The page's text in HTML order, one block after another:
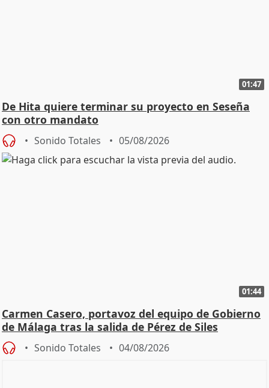
01:47
De Hita quiere terminar su proyecto en Seseña
con otro mandato
Sonido Totales 05/08/2026
01:44
Carmen Casero, portavoz del equipo de Gobierno
de Málaga tras la salida de Pérez de Siles
Sonido Totales 04/08/2026